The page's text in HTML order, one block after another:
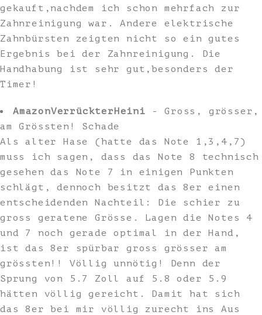
gekauft,nachdem ich schon mehrfach zur
Zahnreinigung war. Andere elektrische
Zahnbürsten zeigten nicht so ein gutes
Ergebnis bei der Zahnreinigung. Die
Handhabung ist sehr gut,besonders der
Timer!
AmazonVerrückterHeini - Gross, grösser,
am Grössten! Schade
Als alter Hase (hatte das Note 1,3,4,7)
muss ich sagen, dass das Note 8 technisch
gesehen das Note 7 in einigen Punkten
schlägt, dennoch besitzt das 8er einen
entscheidenden Nachteil: Die schier zu
gross geratene Grösse. Lagen die Notes 4
und 7 noch gerade optimal in der Hand,
ist das 8er spürbar gross grösser am
grössten!! Völlig unnötig! Denn der
Sprung von 5.7 Zoll auf 5.8 oder 5.9
hätten völlig gereicht. Damit hat sich
das 8er bei mir völlig zurecht ins Aus